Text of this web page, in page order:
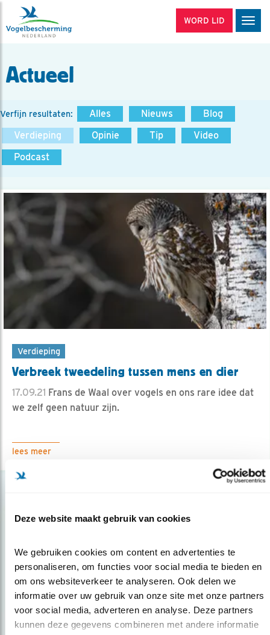
Deze website maakt gebruik van cookies
We gebruiken cookies om content en advertenties te
personaliseren, om functies voor social media te bieden en
om ons websiteverkeer te analyseren. Ook delen we
informatie over uw gebruik van onze site met onze partners
voor social media, adverteren en analyse. Deze partners
kunnen deze gegevens combineren met andere informatie
WORD LID
Actueel
Verfijn resultaten: Alles Nieuws
Blog
Verdieping
Opinie Tip
Video
Podcast
Verdieping
Verbreek tweedeling tussen mens en dier
17.09.21 Frans de Waal over vogels en ons rare idee dat
we zelf geen natuur zijn.
lees meer
Op de hoogte blijven?
Meld je aan en ontvang nieuws, inspiratie, acties en tips
over vogels en activiteiten van Vogelbescherming.